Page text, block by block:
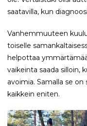
saatavilla, kun
Vanhemmuuteen
toiselle
helpottaa
vaikeinta saada silloin,
avoimia. Samalla se
kaikkein eniten.